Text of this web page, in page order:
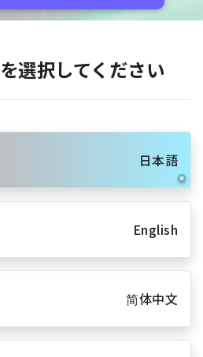
選択してください
日本語
English
简体中文